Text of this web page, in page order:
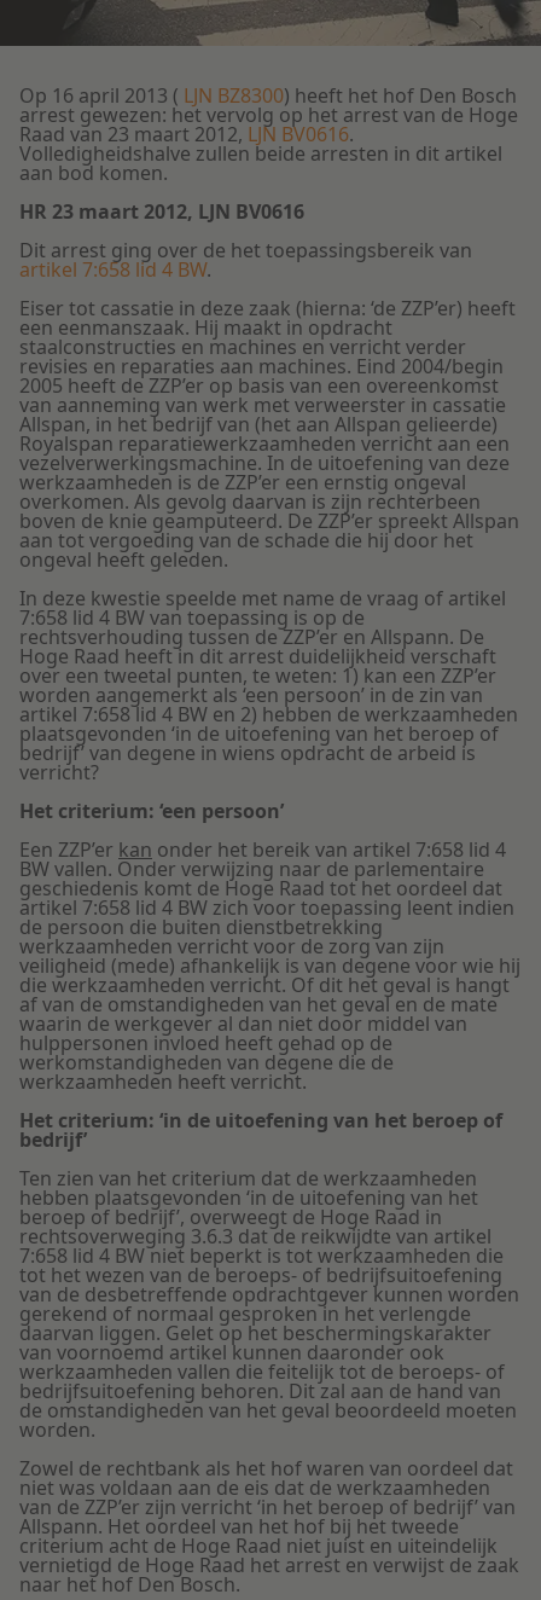
Op 16 april 2013 ( LJN BZ8300) heeft het hof Den Bosch
arrest gewezen: het vervolg op het arrest van de Hoge
Raad van 23 maart 2012, LJN BV0616.
Volledigheidshalve zullen beide arresten in dit artikel
aan bod komen.
HR 23 maart 2012, LJN BV0616
Dit arrest ging over de het toepassingsbereik van
artikel 7:658 lid 4 BW.
Eiser tot cassatie in deze zaak (hierna: ‘de ZZP’er) heeft
een eenmanszaak. Hij maakt in opdracht
staalconstructies en machines en verricht verder
revisies en reparaties aan machines. Eind 2004/begin
2005 heeft de ZZP’er op basis van een overeenkomst
van aanneming van werk met verweerster in cassatie
Allspan, in het bedrijf van (het aan Allspan gelieerde)
Royalspan reparatiewerkzaamheden verricht aan een
vezelverwerkingsmachine. In de uitoefening van deze
werkzaamheden is de ZZP’er een ernstig ongeval
overkomen. Als gevolg daarvan is zijn rechterbeen
boven de knie geamputeerd. De ZZP’er spreekt Allspan
aan tot vergoeding van de schade die hij door het
ongeval heeft geleden.
In deze kwestie speelde met name de vraag of artikel
7:658 lid 4 BW van toepassing is op de
rechtsverhouding tussen de ZZP’er en Allspann. De
Hoge Raad heeft in dit arrest duidelijkheid verschaft
over een tweetal punten, te weten: 1) kan een ZZP’er
worden aangemerkt als ‘een persoon’ in de zin van
artikel 7:658 lid 4 BW en 2) hebben de werkzaamheden
plaatsgevonden ‘in de uitoefening van het beroep of
bedrijf’ van degene in wiens opdracht de arbeid is
verricht?
Het criterium: ‘een persoon’
Een ZZP’er kan onder het bereik van artikel 7:658 lid 4
BW vallen. Onder verwijzing naar de parlementaire
geschiedenis komt de Hoge Raad tot het oordeel dat
artikel 7:658 lid 4 BW zich voor toepassing leent indien
de persoon die buiten dienstbetrekking
werkzaamheden verricht voor de zorg van zijn
veiligheid (mede) afhankelijk is van degene voor wie hij
die werkzaamheden verricht. Of dit het geval is hangt
af van de omstandigheden van het geval en de mate
waarin de werkgever al dan niet door middel van
hulppersonen invloed heeft gehad op de
werkomstandigheden van degene die de
werkzaamheden heeft verricht.
Het criterium: ‘in de uitoefening van het beroep of
bedrijf’
Ten zien van het criterium dat de werkzaamheden
hebben plaatsgevonden ‘in de uitoefening van het
beroep of bedrijf’, overweegt de Hoge Raad in
rechtsoverweging 3.6.3 dat de reikwijdte van artikel
7:658 lid 4 BW niet beperkt is tot werkzaamheden die
tot het wezen van de beroeps- of bedrijfsuitoefening
van de desbetreffende opdrachtgever kunnen worden
gerekend of normaal gesproken in het verlengde
daarvan liggen. Gelet op het beschermingskarakter
van voornoemd artikel kunnen daaronder ook
werkzaamheden vallen die feitelijk tot de beroeps- of
bedrijfsuitoefening behoren. Dit zal aan de hand van
de omstandigheden van het geval beoordeeld moeten
worden.
Zowel de rechtbank als het hof waren van oordeel dat
niet was voldaan aan de eis dat de werkzaamheden
van de ZZP’er zijn verricht ‘in het beroep of bedrijf’ van
Allspann. Het oordeel van het hof bij het tweede
criterium acht de Hoge Raad niet juist en uiteindelijk
vernietigd de Hoge Raad het arrest en verwijst de zaak
naar het hof Den Bosch.